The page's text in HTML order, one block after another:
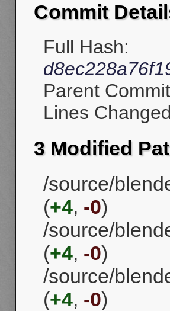
Commit
Full Hash:
Parent
Lines
3 Modified
/source/
(+4, -0)
/source/
(+4, -0)
/source/
(+4, -0)